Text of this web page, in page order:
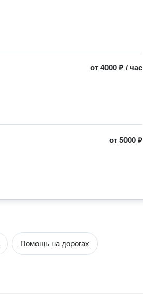
от4000 ₽ /час
от5000 ₽
Помощь на дорогах